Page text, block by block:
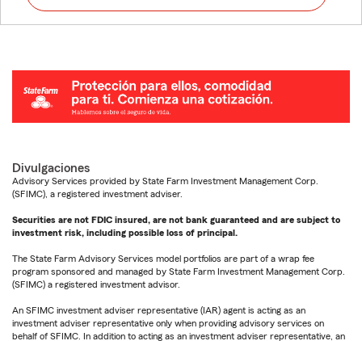
Divulgaciones
Advisory Services provided by State Farm Investment Management Corp.
(SFIMC), a registered investment adviser.
Securities are not FDIC insured, are not bank guaranteed and are subject to
investment risk, including possible loss of principal.
The State Farm Advisory Services model portfolios are part of a wrap fee
program sponsored and managed by State Farm Investment Management Corp.
(SFIMC) a registered investment advisor.
An SFIMC investment adviser representative (IAR) agent is acting as an
investment adviser representative only when providing advisory services on
behalf of SFIMC. In addition to acting as an investment adviser representative, an